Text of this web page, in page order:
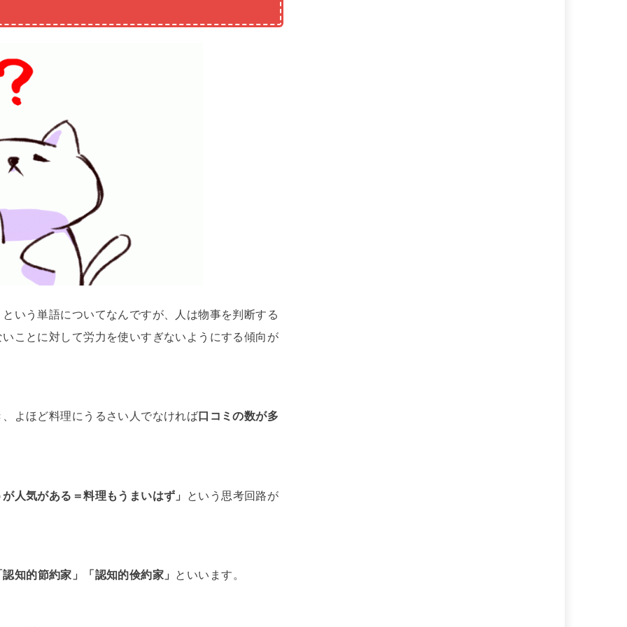
という単語についてなんですが、人は物事を判断する
ことに対して労力を使いすぎないようにする傾向が
よほど料理にうるさい人でなければ口コミの数が多
人気がある＝料理もうまいはず」 という思考回路が
認知的節約家」「認知的倹約家」 といいます。